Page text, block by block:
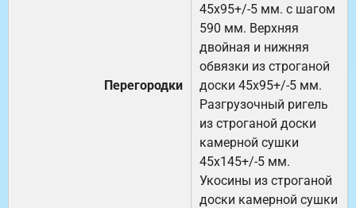
Перегородки
45х95+/-5 мм. с шагом
590 мм. Верхняя
двойная и нижняя
обвязки из строганой
доски 45х95+/-5 мм.
Разгрузочный ригель
из строганой доски
камерной сушки
45х145+/-5 мм.
Укосины из строганой
доски камерной сушки